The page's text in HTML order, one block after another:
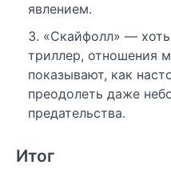
явлением.
«Скайфолл» —
триллер, отношения
показывают, как
преодолеть даже
предательства.
Итог